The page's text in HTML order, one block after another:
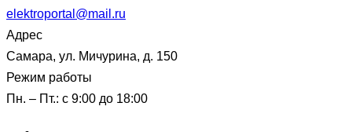
elektroportal@mail.ru
Адрес
Самара, ул. Мичурина, д. 150
Режим работы
Пн. – Пт.: с 9:00 до 18:00